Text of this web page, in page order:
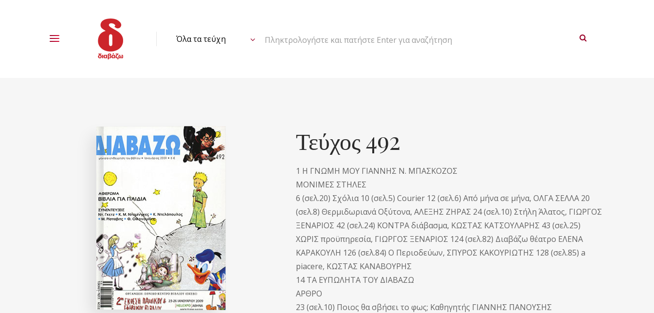
Πληκτρολογήστε και πατήστε Enter για αναζήτηση
Τεύχος 492
1 Η ΓΝΩΜΗ ΜΟΥ ΓΙΑΝΝΗΣ N. ΜΠΑΣΚΟΖΟΣ
ΜΟΝΙΜΕΣ ΣΤΗΛΕΣ
6 (σελ.20) Σχόλια 10 (σελ.5) Courier 12 (σελ.6) Από μήνα σε μήνα, ΟΛΓΑ ΣΕΛΛΑ 20
(σελ.8) Θερμιδωριανά Οξύτονα, ΑΛΕΞΗΣ ΖΗΡΑΣ 24 (σελ.10) Στήλη Άλατος, ΓΙΩΡΓΟΣ
ΞΕΝΑΡΙΟΣ 42 (σελ.24) ΚΟΝΤΡΑ διάβασμα, ΚΩΣΤΑΣ ΚΑΤΣΟΥΛΑΡΗΣ 43 (σελ.25)
ΧΩΡΙΣ προϋπηρεσία, ΓΙΩΡΓΟΣ ΞΕΝΑΡΙΟΣ 124 (σελ.82) Διαβάζω θέατρο ΕΛΕΝΑ
ΚΑΡΑΚΟΥΛΗ 126 (σελ.84) Ο Περιοδεύων, ΣΠΥΡΟΣ ΚΑΚΟΥΡΙΩΤΗΣ 128 (σελ.85) a
piacere, ΚΩΣΤΑΣ ΚΑΝΑΒΟΥΡΗΣ
14 ΤΑ ΕΥΠΩΛΗΤΑ ΤΟΥ ΔΙΑΒΑΖΩ
ΑΡΘΡΟ
23 (σελ.10) Ποιος θα σβήσει το φως; Καθηγητής ΓΙΑΝΝΗΣ ΠΑΝΟΥΣΗΣ